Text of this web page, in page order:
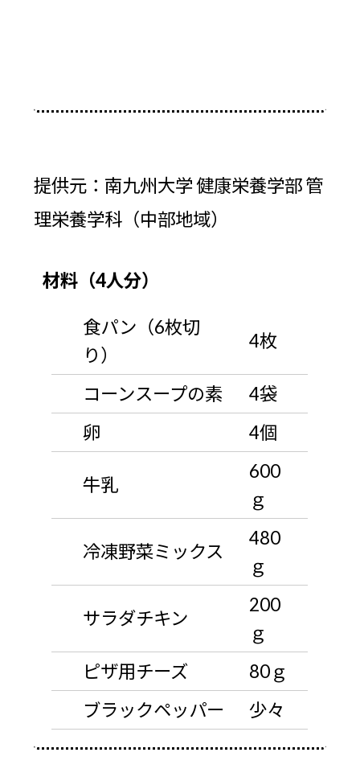
提供元：南九州大学 健康栄養学部 管
理栄養学科（中部地域）
材料（4人分）
食パン（6枚切
り）
4枚
コーンスープの素
4袋
卵
4個
牛乳
600
ｇ
冷凍野菜ミックス
480
ｇ
サラダチキン
200
ｇ
ピザ用チーズ
80ｇ
ブラックペッパー
少々